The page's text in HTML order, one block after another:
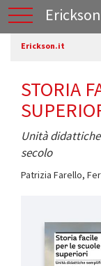
Erickson.it
STORIA
Unità
secolo
Patrizia Farello,